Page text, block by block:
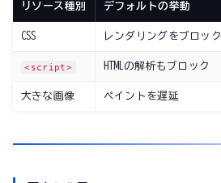
リソース種別 デフォルトの挙動
CSS レンダリングをブロック
<script> HTMLの解析もブロック
大きな画像 ペイントを遅延